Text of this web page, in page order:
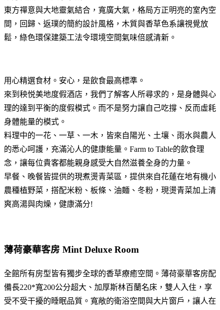
東方禪意與大地靈氣結合，寬廣大氣，格局方正明亮的室內空
間，回歸、返璞的簡約設計風格，木質與香草色系讓視覺放
鬆，綠色環保建築工法令環境空間氣味倍感清新。
用心精選食材。安心，是飲食最高標準。
來到秧悦美地度假酒店，我們了解客人所尋求的，是身體與心
理的達到平衡的度假模式。而不是努力讓自己吃撐、反而虛耗
身體能量的模式。
料理中的一花、一草、一木，皆來自陽光、土壤、雨水與農人
的悉心呵護，充滿沁人的健康能量。Farm to Table的飲食理
念，讓每位貴客都能親身感受大自然滋養全身的力量。
早餐、晚餐皆提供的現煮燙青菜區，提供來自花蓮在地有機小
農種植野菜，搭配米粉、板條、油麵、冬粉，現燙青菜加上清
爽高湯與肉燥，健康滿分!
薄荷豪華客房 Mint Deluxe Room
全館所有房型皆有獨步全球的香草療癒空間。薄荷豪華客房配
備長220*寬200公分超大、加厚斯林百蘭名床，雙人入住，享
受不受干擾的睡眠品質。寬敞的衛浴空間與大片窗戶，讓人在